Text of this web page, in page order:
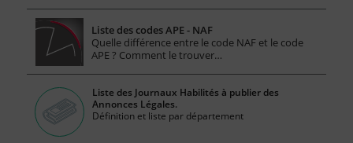
Liste des codes APE - NAF
Quelle différence entre le code NAF et le code
APE ? Comment le trouver…
Liste des Journaux Habilités à publier des
Annonces Légales.
Définition et liste par département